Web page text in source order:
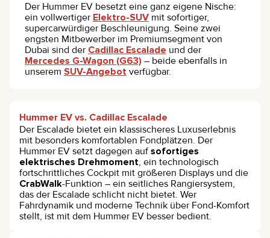
Der Hummer EV besetzt eine ganz eigene Nische:
ein vollwertiger Elektro-SUV mit sofortiger,
supercarwürdiger Beschleunigung. Seine zwei
engsten Mitbewerber im Premiumsegment von
Dubai sind der Cadillac Escalade und der
Mercedes G-Wagon (G63) – beide ebenfalls in
unserem SUV-Angebot verfügbar.
Hummer EV vs. Cadillac Escalade
Der Escalade bietet ein klassischeres Luxuserlebnis
mit besonders komfortablen Fondplätzen. Der
Hummer EV setzt dagegen aufsofortiges
elektrisches Drehmoment, ein technologisch
fortschrittliches Cockpit mit größeren Displays und die
CrabWalk-Funktion – ein seitliches Rangiersystem,
das der Escalade schlicht nicht bietet. Wer
Fahrdynamik und moderne Technik über Fond-Komfort
stellt, ist mit dem Hummer EV besser bedient.